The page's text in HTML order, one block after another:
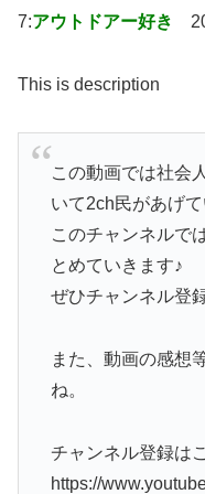
7:アウトドアー好き
This is description
この動画では社会
いて2ch民があげて
このチャンネルで
とめていきます♪
ぜひチャンネル登
また、動画の感想
ね。
チャンネル登録は
https://